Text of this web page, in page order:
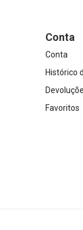
Conta
Conta
Histórico
Favoritos